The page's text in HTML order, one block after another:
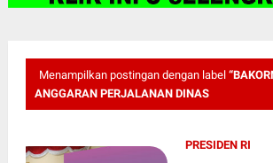
Menampilkan postingan dengan label
ANGGARAN PERJALANAN DINAS
PRESIDEN RI